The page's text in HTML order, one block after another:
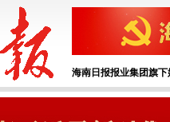
海南日报报业集团旗下